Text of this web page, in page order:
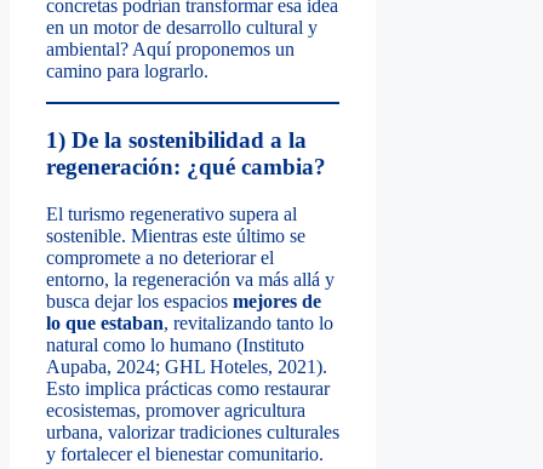
concretas podrían transformar esa idea
en un motor de desarrollo cultural y
ambiental? Aquí proponemos un
camino para lograrlo.
1) De la sostenibilidad a la
regeneración: ¿qué cambia?
El turismo regenerativo supera al
sostenible. Mientras este último se
compromete a no deteriorar el
entorno, la regeneración va más allá y
busca dejar los espacios mejores de
lo que estaban, revitalizando tanto lo
natural como lo humano (Instituto
Aupaba, 2024; GHL Hoteles, 2021).
Esto implica prácticas como restaurar
ecosistemas, promover agricultura
urbana, valorizar tradiciones culturales
y fortalecer el bienestar comunitario.